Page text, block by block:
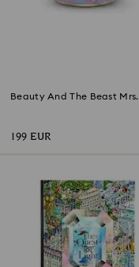
Beauty And The Beast Mrs.
199 EUR